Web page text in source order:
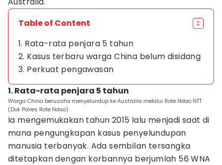
Table of Content
1. Rata-rata penjara 5 tahun
2. Kasus terbaru warga China belum disidang
3. Perkuat pengawasan
1. Rata-rata penjara 5 tahun
Warga China berusaha menyelundup ke Australia melalui Rote Ndao NTT.
(Dok Polres Rote Ndao)
Ia mengemukakan tahun 2015 lalu menjadi saat di
mana pengungkapan kasus penyelundupan
manusia terbanyak. Ada sembilan tersangka
ditetapkan dengan korbannya berjumlah 56 WNA